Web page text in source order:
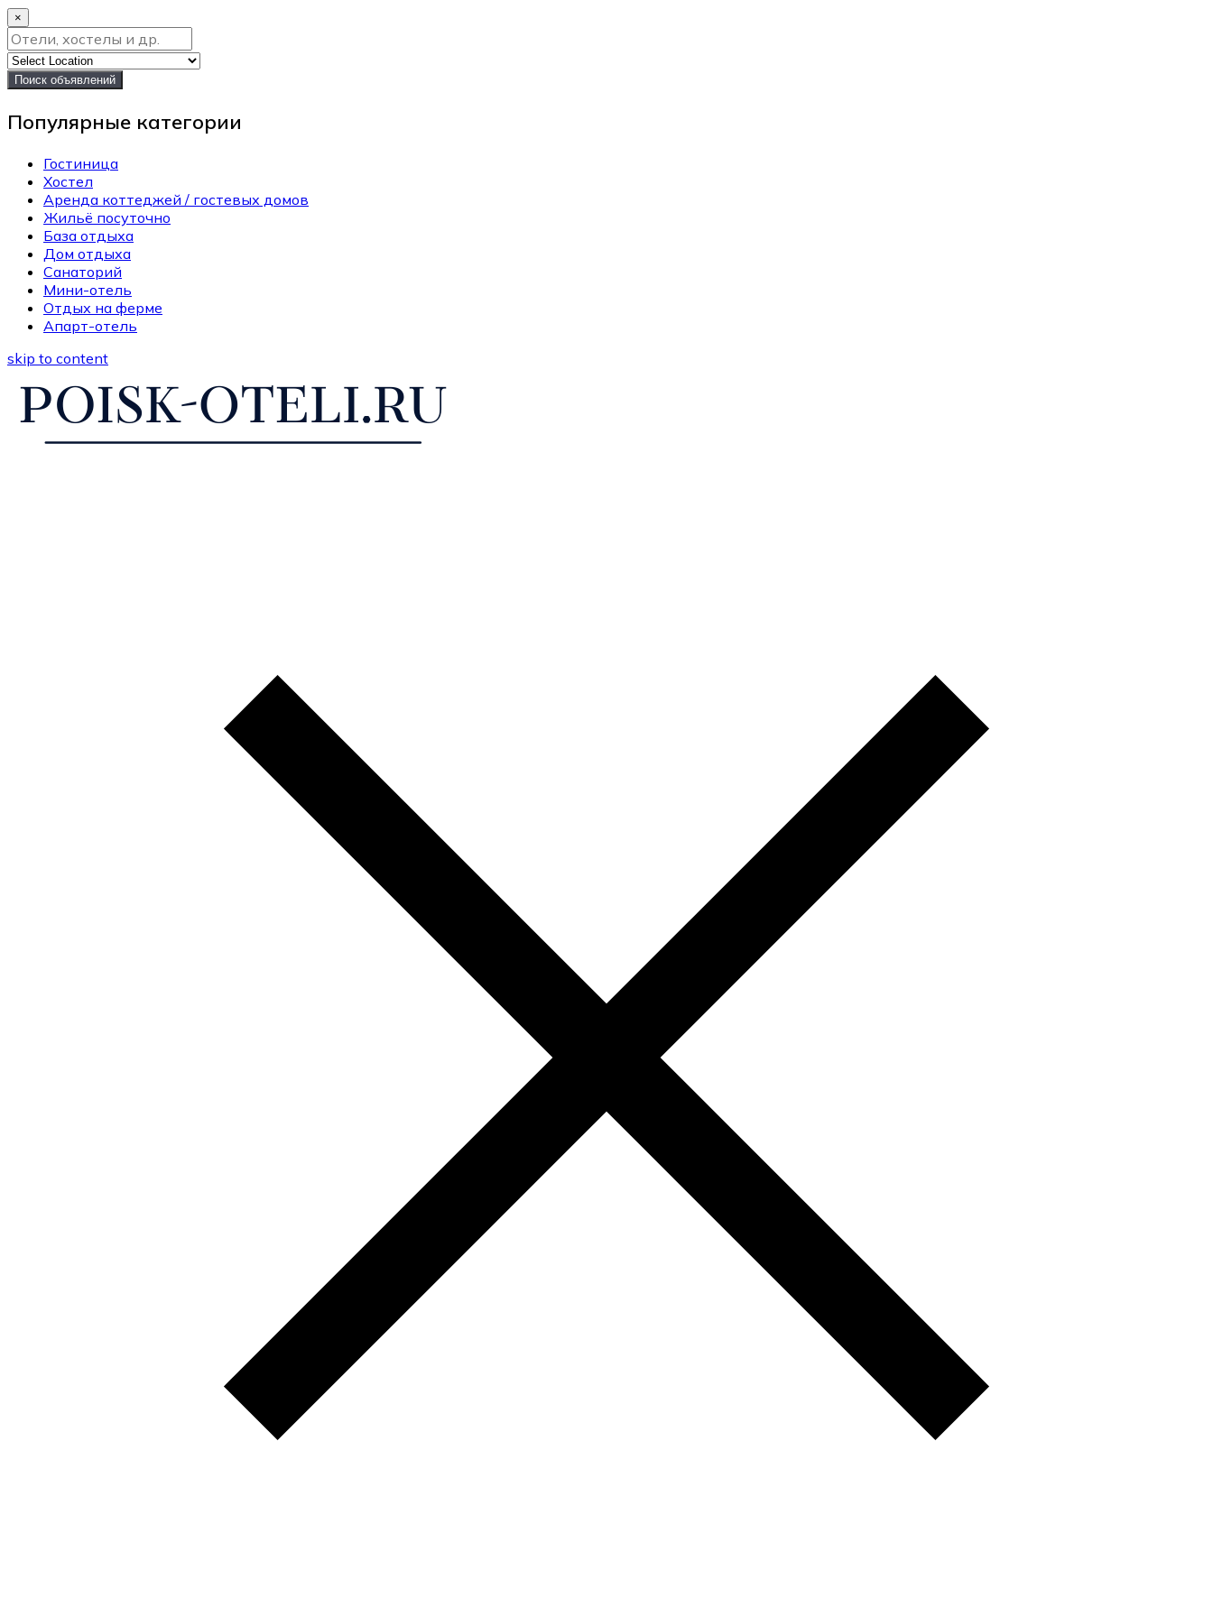
×
Поиск объявлений
Популярные категории
Гостиница
Хостел
Аренда коттеджей / гостевых домов
Жильё посуточно
База отдыха
Дом отдыха
Санаторий
Мини-отель
Отдых на ферме
Апарт-отель
skip to content